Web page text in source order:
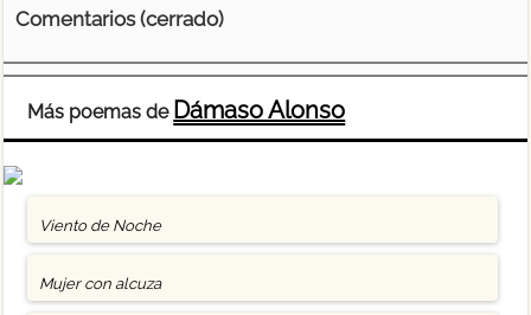
Comentarios (cerrado)
Más poemas de Dámaso Alonso
Viento de Noche
Mujer con alcuza